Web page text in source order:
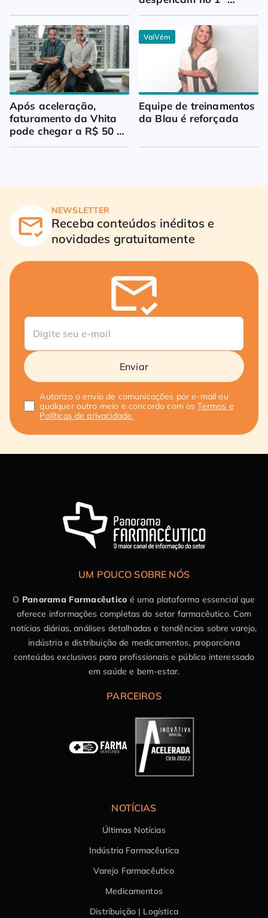
Após aceleração,
faturamento da Vhita
pode chegar a R$ 50
milhões
VaiVém
Equipe de treinamentos
da Blau é reforçada
NEWSLETTER
Receba conteúdos inéditos e
novidades gratuitamente
Enviar
Autorizo o envio de comunicações por e-mail ou
qualquer outro meio e concordo com osTermos e
Políticas de privacidade.
UM POUCO SOBRE NÓS
O Panorama Farmacêutico é uma plataforma essencial que
oferece informações completas do setor farmacêutico. Com
notícias diárias, análises detalhadas e tendências sobre varejo,
indústria e distribuição de medicamentos, proporciona
conteúdos exclusivos para profissionais e público interessado
em saúde e bem-estar.
PARCEIROS
NOTÍCIAS
Últimas Notícias
Indústria Farmacêutica
Varejo Farmacêutico
Medicamentos
Distribuição | Logística